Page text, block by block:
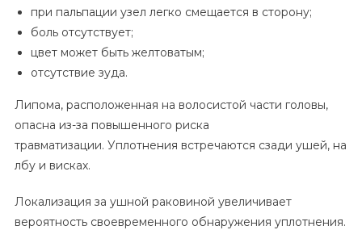
при пальпации узел легко смещается в сторону;
боль отсутствует;
цвет может быть желтоватым;
отсутствие зуда.
Липома, расположенная на волосистой части головы,
опасна из-за повышенного риска
травматизации. Уплотнения встречаются сзади ушей, на
лбу и висках.
Локализация за ушной раковиной увеличивает
вероятность своевременного обнаружения уплотнения.